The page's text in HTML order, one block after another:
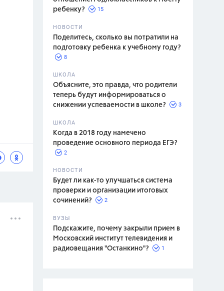
ребенку?
15
НОВОСТИ
Поделитесь, сколько вы потратили на
подготовку ребенка к учебному году?
8
ШКОЛА
Объясните, это правда, что родители
теперь будут информироваться о
снижении успеваемости в школе?
3
ШКОЛА
Когда в 2018 году намечено
проведение основного периода ЕГЭ?
2
НОВОСТИ
Будет ли как-то улучшаться система
проверки и организации итоговых
сочинений?
2
ВУЗЫ
Подскажите, почему закрыли прием в
Московский институт телевидения и
радиовещания "Останкино"?
1